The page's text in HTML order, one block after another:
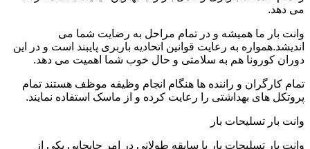
می دهد.
وانت بار ما همیشه و در تمام مراحل به رضایت شما می
اندیشد.همواره به رعایت قوانین اتحادیه باربری پایبند است و در این
دوران کورونا هم به سلامتی و حال خوب شما اهمیت می دهد.
تمام کارگران و راننده ها هنگام انجام وظیفه موظف هستند تمام
پروتکل های بهداشتی را رعایت کرده و از ماسک استفاده نمایند.
وانت بار تسلیحات بار
وانت بار تسلیحات بار با سابقه طولانی در امر جابجایی یکی از